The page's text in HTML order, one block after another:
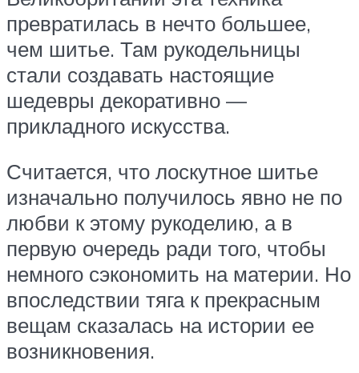
превратилась в нечто большее,
чем шитье. Там рукодельницы
стали создавать настоящие
шедевры декоративно —
прикладного искусства.
Считается, что лоскутное шитье
изначально получилось явно не по
любви к этому рукоделию, а в
первую очередь ради того, чтобы
немного сэкономить на материи. Но
впоследствии тяга к прекрасным
вещам сказалась на истории ее
возникновения.